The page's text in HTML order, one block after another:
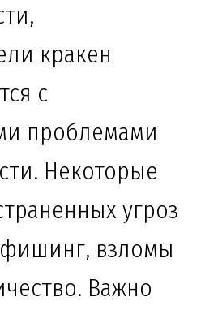
кракен
с
проблемами
Некоторые
угроз
взломы
Важно